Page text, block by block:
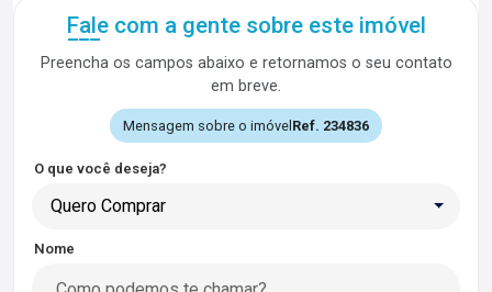
Fale com a gente sobre este imóvel
Preencha os campos abaixo e retornamos o seu contato
em breve.
Mensagem sobre o imóvel Ref. 234836
O que você deseja?
Quero Comprar
Nome